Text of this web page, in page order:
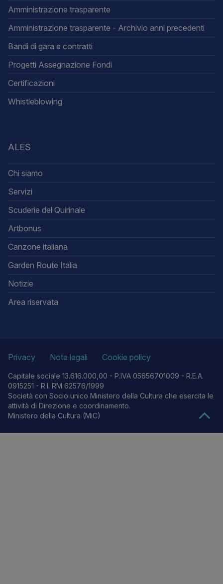
Amministrazione trasparente
Amministrazione trasparente - Archivio anni precedenti
Bandi di gara e contratti
Progetti Assegnazione Fondi
Certificazioni
Whistleblowing
ALES
Chi siamo
Servizi
Scuderie del Quirinale
Artbonus
Canzone italiana
Garden Route Italia
Notizie
Area riservata
Privacy Note legali Cookie policy
Capitale sociale 13.616.000,00 - P.IVA 05656701009 - R.E.A.
0915251 - R.I. RM 62576/1999
Società con Socio unico Ministero della Cultura che esercita le
attività di Direzione e coordinamento.
Ministero della Cultura (MiC)